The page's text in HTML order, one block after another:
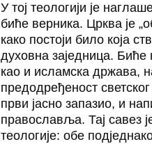
У тој теологији је
биће верника. Црква је
како постоји било која
духовна заједница. Биће
као и исламска држава,
предодређеност
први јасно запазио, и
православља. Тај савез
теологије: обе